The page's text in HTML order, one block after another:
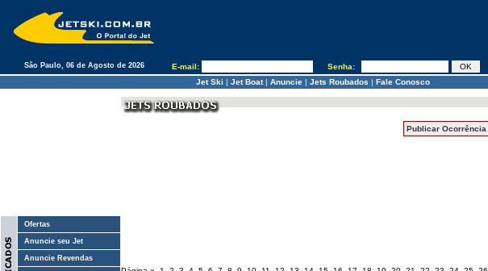
São Paulo, 06 de Agosto de 2026 E-mail:
Senha:
Jet Ski | Jet Boat| Anuncie| Jets Roubados | Fale Conosco
Ofertas
Anuncie seu Jet
Anuncie Revendas
Publicar Ocorrência